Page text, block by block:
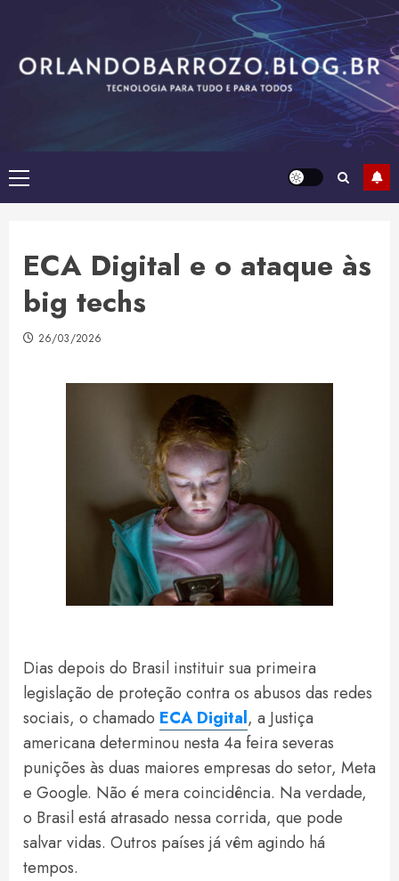
content
Primary
Menu
ECA Digital e o ataque às
big techs
26/03/2026
Dias depois do Brasil instituir sua primeira
legislação de proteção contra os abusos das redes
sociais, o chamado ECA Digital, a Justiça
americana determinou nesta 4a feira severas
punições às duas maiores empresas do setor, Meta
e Google. Não é mera coincidência. Na verdade,
o Brasil está atrasado nessa corrida, que pode
salvar vidas. Outros países já vêm agindo há
tempos.